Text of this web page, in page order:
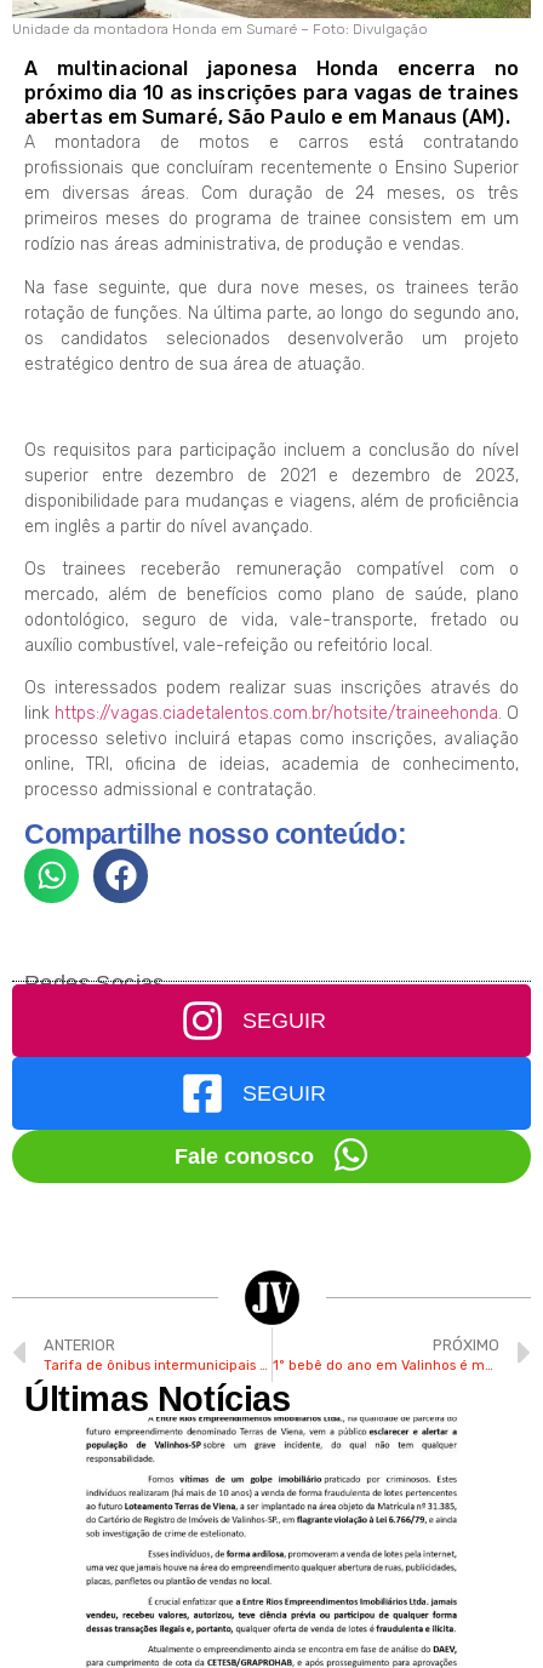
Unidade da montadora Honda em Sumaré – Foto: Divulgação
A multinacional japonesa Honda encerra no
próximo dia 10 as inscrições para vagas de traines
abertas em Sumaré, São Paulo e em Manaus (AM).
A montadora de motos e carros está contratando
profissionais que concluíram recentemente o Ensino Superior
em diversas áreas. Com duração de 24 meses, os três
primeiros meses do programa de trainee consistem em um
rodízio nas áreas administrativa, de produção e vendas.
Na fase seguinte, que dura nove meses, os trainees terão
rotação de funções. Na última parte, ao longo do segundo ano,
os candidatos selecionados desenvolverão um projeto
estratégico dentro de sua área de atuação.
Os requisitos para participação incluem a conclusão do nível
superior entre dezembro de 2021 e dezembro de 2023,
disponibilidade para mudanças e viagens, além de proficiência
em inglês a partir do nível avançado.
Os trainees receberão remuneração compatível com o
mercado, além de benefícios como plano de saúde, plano
odontológico, seguro de vida, vale-transporte, fretado ou
auxílio combustível, vale-refeição ou refeitório local.
Os interessados podem realizar suas inscrições através do
link https://vagas.ciadetalentos.com.br/hotsite/traineehonda. O
processo seletivo incluirá etapas como inscrições, avaliação
online, TRI, oficina de ideias, academia de conhecimento,
processo admissional e contratação.
Compartilhe nosso conteúdo:
Redes Socias
SEGUIR
SEGUIR
Fale conosco
ANTERIOR
Tarifa de ônibus intermunicipais tem reajuste na região de Campinas
PRÓXIMO
1º bebê do ano em Valinhos é menino e nasceu na Upinha
Últimas Notícias